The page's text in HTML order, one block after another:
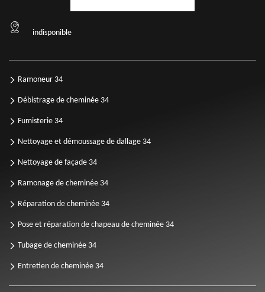
indisponible
Ramoneur 34
Débistrage de cheminée 34
Fumisterie 34
Nettoyage et démoussage de dallage 34
Nettoyage de façade 34
Ramonage de cheminée 34
Réparation de cheminée 34
Pose et réparation de chapeau de cheminée 34
Tubage de cheminée 34
Entretien de cheminée 34